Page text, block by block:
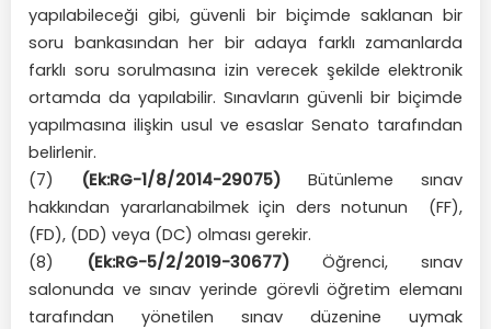
yapılabileceği gibi, güvenli bir biçimde saklanan bir
soru bankasından her bir adaya farklı zamanlarda
farklı soru sorulmasına izin verecek şekilde elektronik
ortamda da yapılabilir. Sınavların güvenli bir biçimde
yapılmasına ilişkin usul ve esaslar Senato tarafından
belirlenir.
(7)
(Ek:RG-1/8/2014-29075)Bütünleme sınav
hakkından yararlanabilmek için ders notunun (FF),
(FD), (DD) veya (DC) olması gerekir.
(8)
(Ek:RG-5/2/2019-30677) Öğrenci, sınav
salonunda ve sınav yerinde görevli öğretim elemanı
tarafından yönetilen sınav düzenine uymak